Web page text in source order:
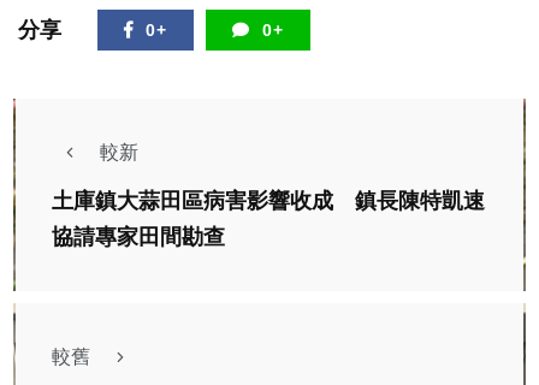
分享 0+ 0+
較新
土庫鎮大蒜田區病害影響收成 鎮長陳特凱速
協請專家田間勘查
較舊